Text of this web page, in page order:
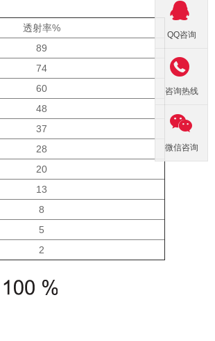
透射率%
89
74
60
48
37
28
20
13
8
5
2

QQ咨询

咨询热线

微信咨询